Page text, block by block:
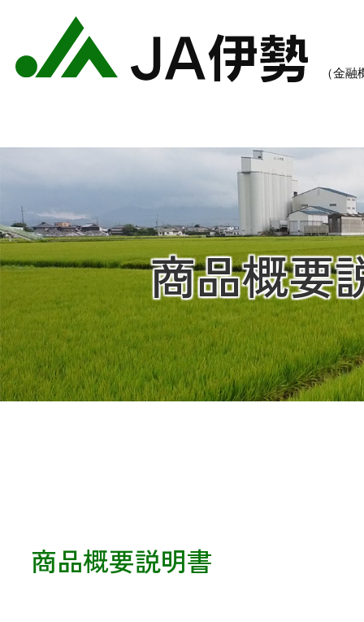
農業のご案内 各種手数料一覧 各種
農業
商品概要
商品概要説明書